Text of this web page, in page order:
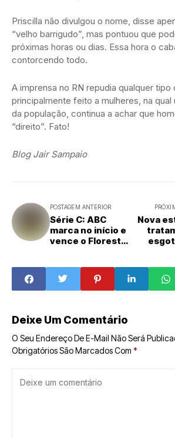
Priscilla não divulgou o nome, disse
“velho barrigudo”, mas pontuou que
próximas horas ou dias. Essa hora o
contorcendo todo.
A imprensa no RN repudia qualquer tipo
principalmente feito a mulheres, na qual
da população, continua a achar que
“direito”. Fato!
Blog Jair Sampaio
POSTAGEM ANTERIOR
Série C: ABC
marca no início e
vence o Floresta
Nova
Deixe Um Comentário
O Seu Endereço De E-Mail Não Será
Obrigatórios São Marcados Com *